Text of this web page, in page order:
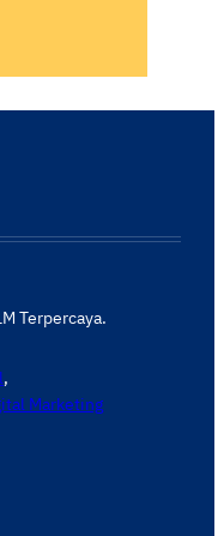
Terpercaya.
,
Marketing